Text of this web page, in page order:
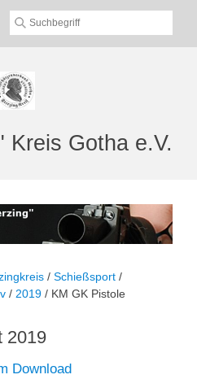
Kreis Gotha e.V.
/ Schießsport /
/ 2019 / KM GK Pistole
2019
Download